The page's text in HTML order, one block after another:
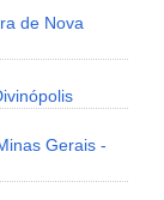
de Nova
Gerais -